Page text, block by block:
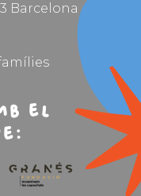
Barcelona
el